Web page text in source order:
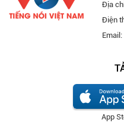
Địa
Điện
App